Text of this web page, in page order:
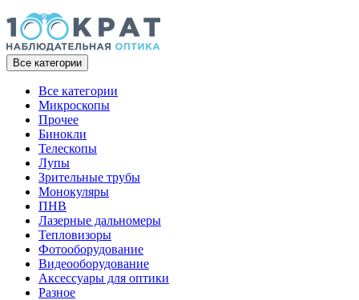
Все категории
Все категории
Микроскопы
Прочее
Бинокли
Телескопы
Лупы
Зрительные трубы
Монокуляры
ПНВ
Лазерные дальномеры
Тепловизоры
Фотооборудование
Видеооборудование
Аксессуары для оптики
Разное